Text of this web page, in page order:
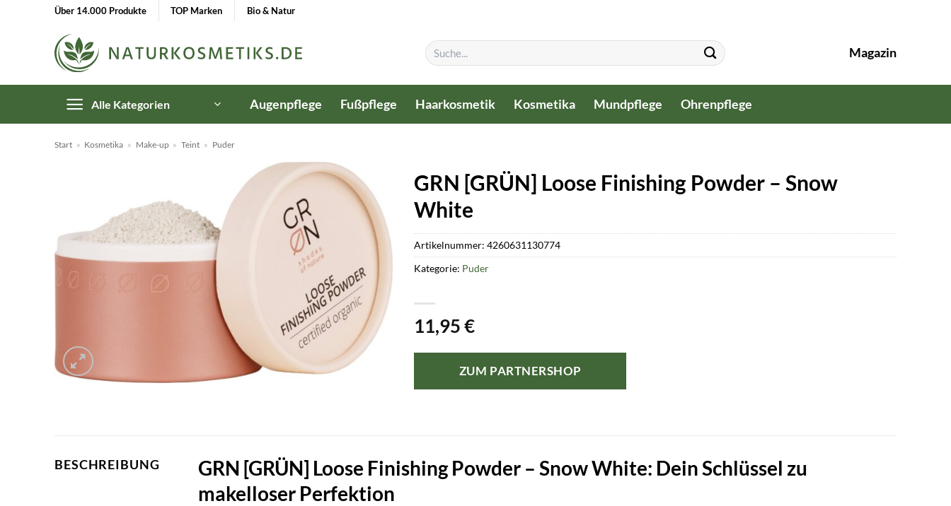
Über 14.000 Produkte TOP Marken Bio & Natur
Suchen
nach:
Magazin
Alle Kategorien Augenpflege Fußpflege Haarkosmetik Kosmetika Mundpflege Ohrenpflege
Start » Kosmetika » Make-up » Teint » Puder
GRN [GRÜN] Loose Finishing Powder – Snow
White
11,95€
ZUM PARTNERSHOP
Artikelnummer:4260631130774
Kategorie: Puder
BESCHREIBUNG
GRN [GRÜN] Loose Finishing Powder – Snow White: Dein Schlüssel zu
makelloser Perfektion